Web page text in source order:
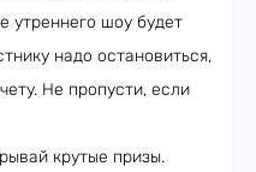
утреннего шоу будет
надо остановиться,
Не пропусти, если
крутые призы.